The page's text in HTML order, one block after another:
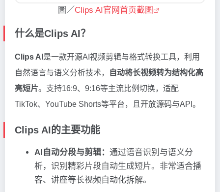
圖／Clips AI官网首页截图
什么是Clips AI？
Clips AI 是一款开源AI视频剪辑与格式转换工具，利用
自然语言与语义分析技术，
自动将长视频转为结构化高
亮短片。支持16:9、9:16等主流比例切换，适配
TikTok、YouTube Shorts等平台，且开放源码与API。
Clips AI的主要功能
AI自动分段与剪辑： 通过语音识别与语义分
析，识别精彩片段自动生成短片。非常适合播
客、讲座等长视频自动化拆解。